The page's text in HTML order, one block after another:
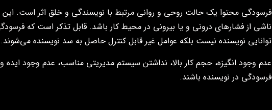
فرسودگی محتوا یک حالت روحی و روانی مرتبط با نویسندگی و خلق اثر است.
ناشی از فشار‌های درونی و یا بیرونی در محیط کار باشد. قابل تذکر است که
توانایی نویسنده نیست بلکه عوامل غیر قابل کنترل حاصل به سد نویسنده می‌شوند.
عدم وجود انگیزه، حجم کار بالا، نداشتن سیستم مدیریتی مناسب، عدم وجود ایده‌
فرسودگی در نویسنده باشند.